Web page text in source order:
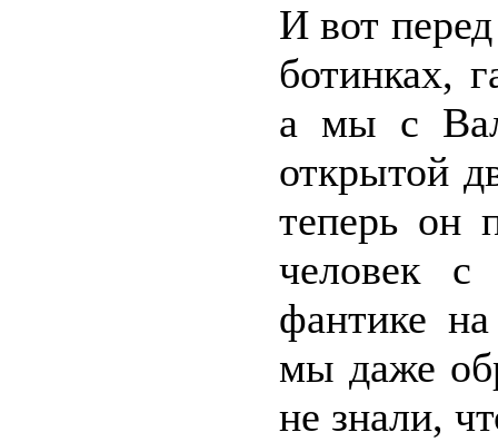
И вот
ботинках,
а мы с
открытой
теперь он
человек
фантике
мы даже
не знали,